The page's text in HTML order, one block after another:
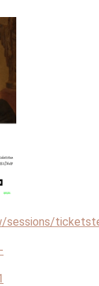
sessions/